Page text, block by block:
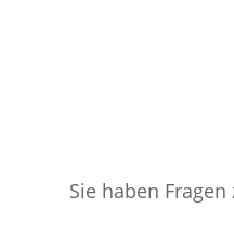
Sie haben Fragen